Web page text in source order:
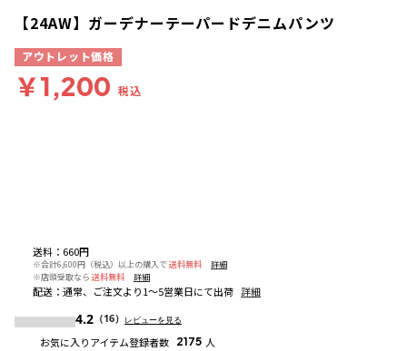
送料 ： 660円
※合計6,600円（税込）以上の購入で 送料無料
詳細
※店頭受取なら 送料無料 詳細
配送 ： 通常、ご注文より1～5営業日にて出荷 詳細
4.2 （16） レビューを見る
お気に入りアイテム登録者数 2175 人
【24AW】ガーデナーテーパードデニムパンツ
アウトレット価格
￥1,200 税込